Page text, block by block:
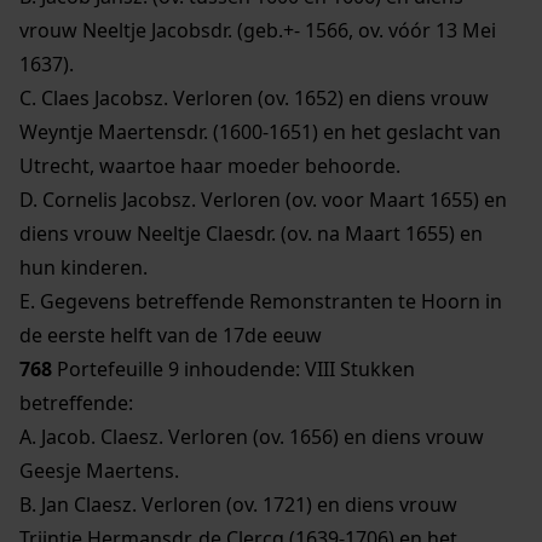
vrouw Neeltje Jacobsdr. (geb.+- 1566, ov. vóór 13 Mei
1637).
C. Claes Jacobsz. Verloren (ov. 1652) en diens vrouw
Weyntje Maertensdr. (1600-1651) en het geslacht van
Utrecht, waartoe haar moeder behoorde.
D. Cornelis Jacobsz. Verloren (ov. voor Maart 1655) en
diens vrouw Neeltje Claesdr. (ov. na Maart 1655) en
hun kinderen.
E. Gegevens betreffende Remonstranten te Hoorn in
de eerste helft van de 17de eeuw
768 Portefeuille 9 inhoudende: VIII Stukken
betreffende:
A. Jacob. Claesz. Verloren (ov. 1656) en diens vrouw
Geesje Maertens.
B. Jan Claesz. Verloren (ov. 1721) en diens vrouw